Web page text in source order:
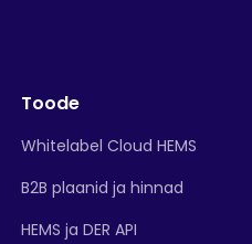
Toode
Whitelabel Cloud HEMS
B2B plaanid ja hinnad
HEMS ja DER API